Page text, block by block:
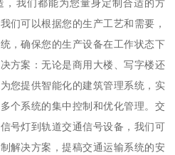
，我们都能为您量身定制合适的方
们可以根据您的生产工艺和需要，
，确保您的生产设备在工作状态下
方案：无论是商用大楼、写字楼还
您提供智能化的建筑管理系统，实
个系统的集中控制和优化管理。交
号灯到轨道交通信号设备，我们可
解决方案，提稿交通运输系统的安